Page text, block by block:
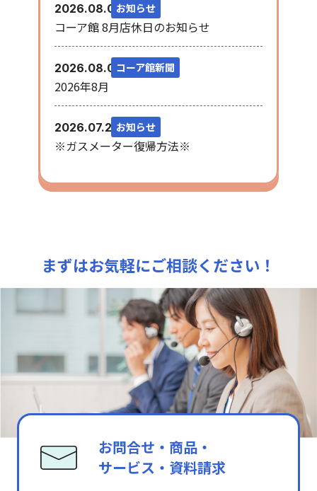
2026.08.06お知らせ
コーア館 8月店休日のお知らせ
2026.08.03コーア館新聞
2026年8月
2026.07.28お知らせ
※ガスメーター復帰方法※
まずはお気軽にご相談ください！
お問合せ・商品・
サービス・資料請求